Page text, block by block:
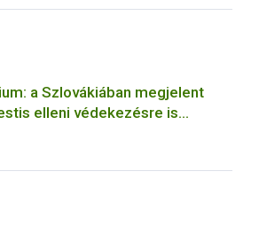
a Szlovákiában megjelent
elleni védekezésre is
állattartóknak